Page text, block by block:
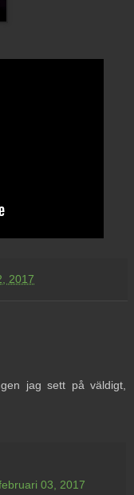
2017
jag sett på väldigt,
03, 2017